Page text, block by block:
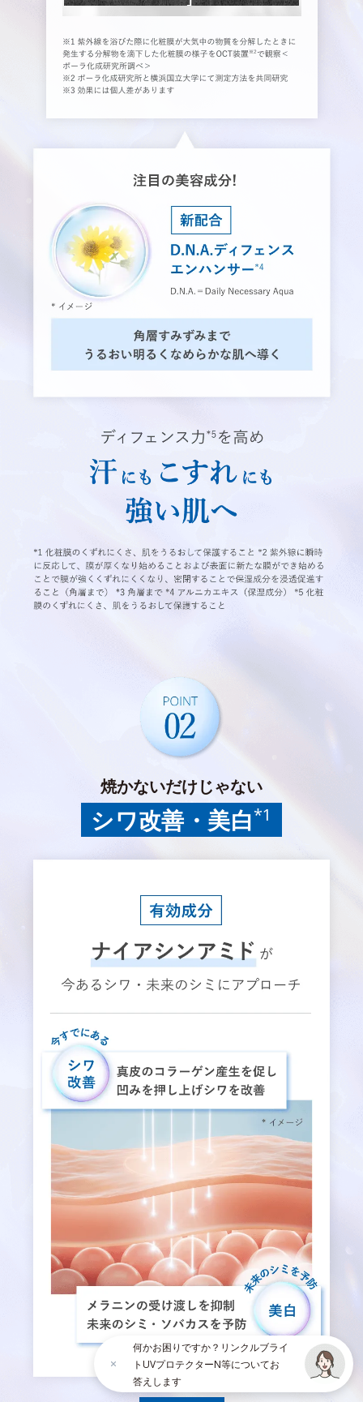
焼かないだけじゃない
シワ改善・美白*1
何かお困りですか？リンクルブライ
トUVプロテクターN等についてお
答えします